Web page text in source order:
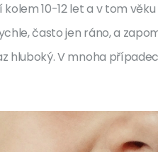
10-12 let a v tom
často jen ráno, a
hluboký. V mnoha